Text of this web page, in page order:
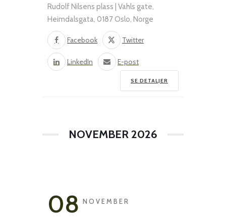
Rudolf Nilsens plass | Vahls gate,
Heimdalsgata, 0187 Oslo, Norge
Facebook Twitter
LinkedIn E-post
SE DETALJER
NOVEMBER 2026
08 NOVEMBER